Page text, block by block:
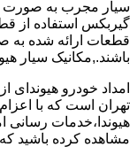
سیار مجرب به صورت
گیربکس استفاده از
قطعات ارائه شده به
باشند.,مکانیک سیار
امداد خودرو
تهران است که با
هیوندا،خدمات رسانی
مشاهده کرده باشید